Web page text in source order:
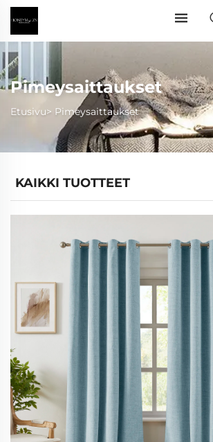
Pimeysaittaukset
Etusivu> Pimeysaittaukset
KAIKKI TUOTTEET